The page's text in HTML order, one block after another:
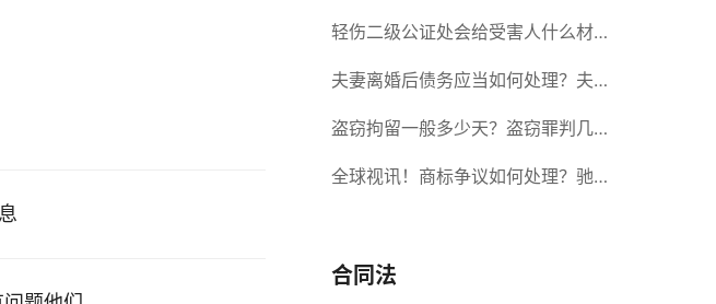
益人有效吗？|当前热讯
轻伤二级公证处会给受害人什么材
料？轻伤二级赔了钱还要坐牢吗？_
全球速读
夫妻离婚后债务应当如何处理？夫妻
离婚债务分割书面协议怎么写？
盗窃拘留一般多少天？盗窃罪判几
年？ 全球速读
全球视讯！商标争议如何处理？驰名
合同法